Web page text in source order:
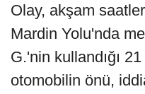
Olay, akşam
Mardin Yolu'nda
G.'nin kullandığı
otomobilin önü,